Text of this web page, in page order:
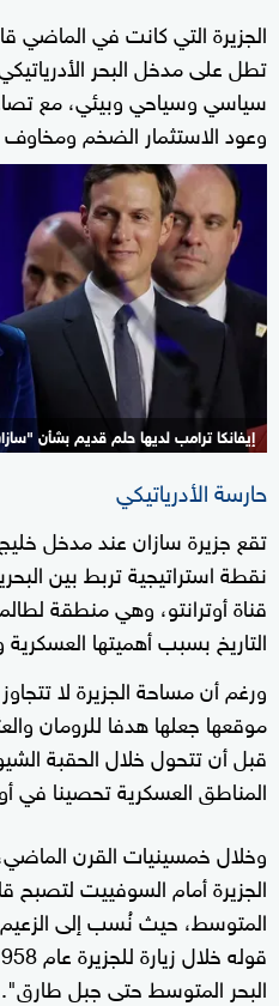
الجزيرة التي كانت في
تطل على مدخل البحر
سياسي وسياحي وبيئي، مع
وعود الاستثمار الضخم ومخاوف
إيفانكا ترامب لديها حلم قديم بشأن
حارسة الأدرياتيكي
تقع جزيرة سازان عند مدخل
نقطة استراتيجية تربط بين
قناة أوترانتو، وهي منطقة
التاريخ بسبب أهميتها العسكرية
موقعها جعلها هدفا للرومان
قبل أن تتحول خلال الحقبة
المناطق العسكرية تحصينا في
وخلال خمسينيات القرن الماضي،
الجزيرة أمام السوفييت لتصبح
المتوسط، حيث نُسب إلى
البحر المتوسط حتى جبل طارق".